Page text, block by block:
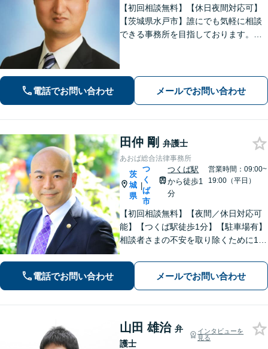
【初回相談無料】【休日夜間対応可】
【茨城県水戸市】誰にでも気軽に相談
できる事務所を目指しております。依
にご相談ください。
電話でお問い合わせ メールでお問い合わせ
田仲 剛 弁護士
あおば総合法律事務所
茨
城
県
|
つ
く
ば
市
つくば駅
から徒歩1
分
営業時間：09:00~
19:00（平日）
【初回相談無料】【夜間／休日対応可
能】【つくば駅徒歩1分】【駐車場有】
相談者さまの不安を取り除くために1件
談者さまに寄り添った解決方法を提案
することを心がけています。まずはお
気軽にお問い合わせください。
電話でお問い合わせ メールでお問い合わせ
山田 雄治 弁
護士
インタビューを
見る